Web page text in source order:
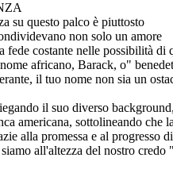
su questo palco è piuttosto
non solo un amore
costante nelle possibilità di
africano, Barack, o"
il tuo nome non sia un
il suo diverso
americana, sottolineando che
alla promessa e al progresso
all'altezza del nostro credo